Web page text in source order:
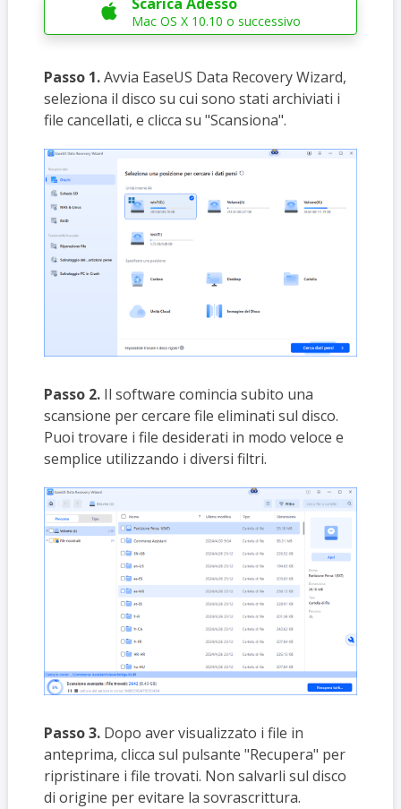

Mac OS X 10.10 o successivo
Passo 1.Avvia EaseUS Data Recovery Wizard,
seleziona il disco su cui sono stati archiviati i
file cancellati, e clicca su "Scansiona".
Passo 2.Il software comincia subito una
scansione per cercare file eliminati sul disco.
Puoi trovare i file desiderati in modo veloce e
semplice utilizzando i diversi filtri.
Passo 3.Dopo aver visualizzato i file in
anteprima, clicca sul pulsante "Recupera" per
ripristinare i file trovati. Non salvarli sul disco
di origine per evitare la sovrascrittura.